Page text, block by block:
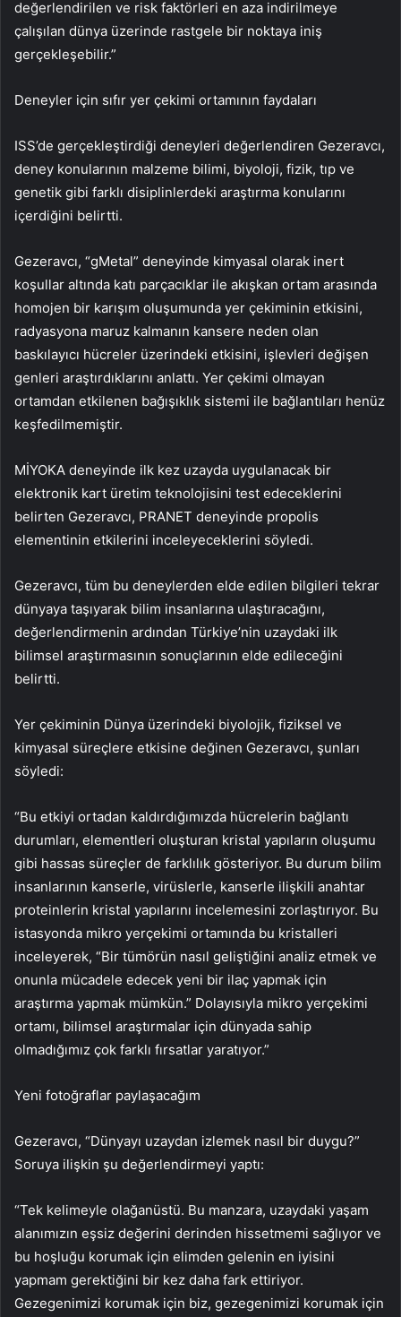
değerlendirilen ve risk faktörleri en aza indirilmeye
çalışılan dünya üzerinde rastgele bir noktaya iniş
gerçekleşebilir.”
Deneyler için sıfır yer çekimi ortamının faydaları
ISS’de gerçekleştirdiği deneyleri değerlendiren Gezeravcı,
deney konularının malzeme bilimi, biyoloji, fizik, tıp ve
genetik gibi farklı disiplinlerdeki araştırma konularını
içerdiğini belirtti.
Gezeravcı, “gMetal” deneyinde kimyasal olarak inert
koşullar altında katı parçacıklar ile akışkan ortam arasında
homojen bir karışım oluşumunda yer çekiminin etkisini,
radyasyona maruz kalmanın kansere neden olan
baskılayıcı hücreler üzerindeki etkisini, işlevleri değişen
genleri araştırdıklarını anlattı. Yer çekimi olmayan
ortamdan etkilenen bağışıklık sistemi ile bağlantıları henüz
keşfedilmemiştir.
MİYOKA deneyinde ilk kez uzayda uygulanacak bir
elektronik kart üretim teknolojisini test edeceklerini
belirten Gezeravcı, PRANET deneyinde propolis
elementinin etkilerini inceleyeceklerini söyledi.
Gezeravcı, tüm bu deneylerden elde edilen bilgileri tekrar
dünyaya taşıyarak bilim insanlarına ulaştıracağını,
değerlendirmenin ardından Türkiye’nin uzaydaki ilk
bilimsel araştırmasının sonuçlarının elde edileceğini
belirtti.
Yer çekiminin Dünya üzerindeki biyolojik, fiziksel ve
kimyasal süreçlere etkisine değinen Gezeravcı, şunları
söyledi:
“Bu etkiyi ortadan kaldırdığımızda hücrelerin bağlantı
durumları, elementleri oluşturan kristal yapıların oluşumu
gibi hassas süreçler de farklılık gösteriyor. Bu durum bilim
insanlarının kanserle, virüslerle, kanserle ilişkili anahtar
proteinlerin kristal yapılarını incelemesini zorlaştırıyor. Bu
istasyonda mikro yerçekimi ortamında bu kristalleri
inceleyerek, “Bir tümörün nasıl geliştiğini analiz etmek ve
onunla mücadele edecek yeni bir ilaç yapmak için
araştırma yapmak mümkün.” Dolayısıyla mikro yerçekimi
ortamı, bilimsel araştırmalar için dünyada sahip
olmadığımız çok farklı fırsatlar yaratıyor.”
Yeni fotoğraflar paylaşacağım
Gezeravcı, “Dünyayı uzaydan izlemek nasıl bir duygu?”
Soruya ilişkin şu değerlendirmeyi yaptı:
“Tek kelimeyle olağanüstü. Bu manzara, uzaydaki yaşam
alanımızın eşsiz değerini derinden hissetmemi sağlıyor ve
bu hoşluğu korumak için elimden gelenin en iyisini
yapmam gerektiğini bir kez daha fark ettiriyor.
Gezegenimizi korumak için biz, gezegenimizi korumak için